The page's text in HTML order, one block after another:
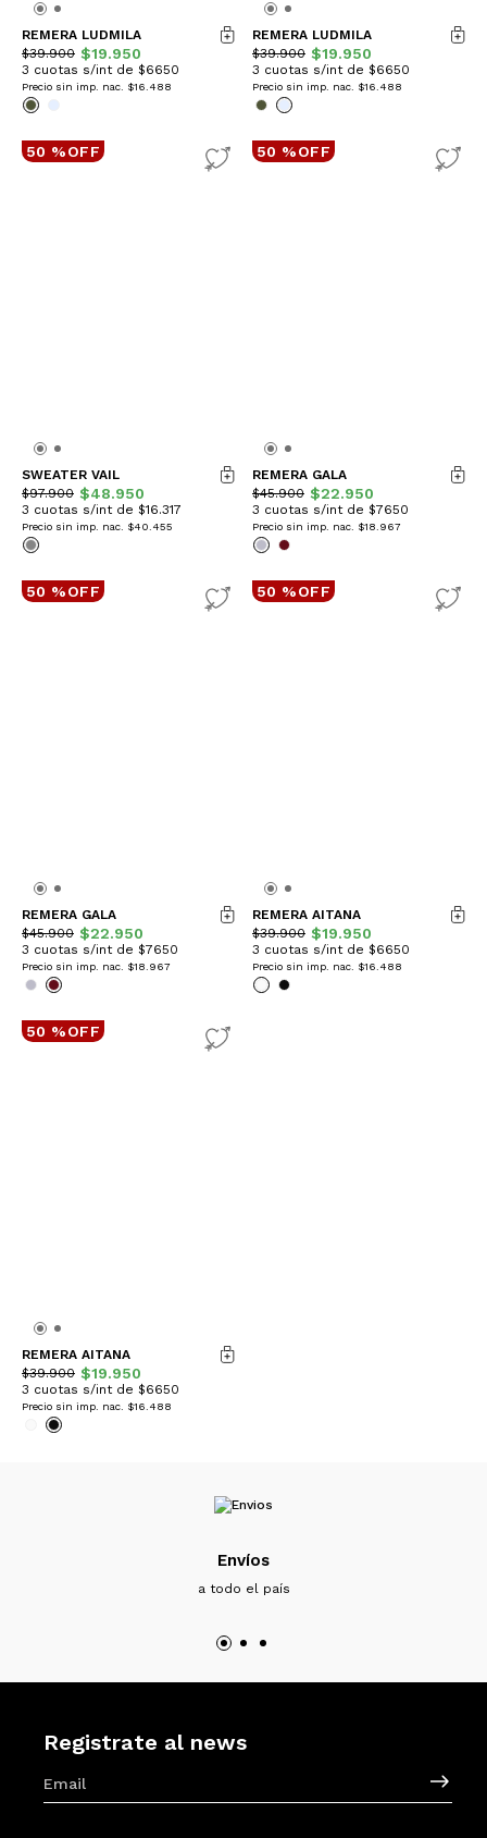
REMERA LUDMILA
$39.900 $19.950
3 cuotas s/int de $6650
Precio sin imp. nac. $16.488
REMERA LUDMILA
$39.900 $19.950
3 cuotas s/int de $6650
Precio sin imp. nac. $16.488
50 %OFF
SWEATER VAIL
$97.900 $48.950
3 cuotas s/int de $16.317
Precio sin imp. nac. $40.455
50 %OFF
REMERA GALA
$45.900 $22.950
3 cuotas s/int de $7650
Precio sin imp. nac. $18.967
50 %OFF
REMERA GALA
$45.900 $22.950
3 cuotas s/int de $7650
Precio sin imp. nac. $18.967
50 %OFF
REMERA AITANA
$39.900 $19.950
3 cuotas s/int de $6650
Precio sin imp. nac. $16.488
50 %OFF
REMERA AITANA
$39.900 $19.950
3 cuotas s/int de $6650
Precio sin imp. nac. $16.488
Envíos
a todo el país
Registrate al news